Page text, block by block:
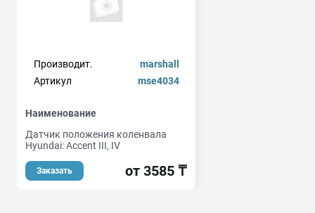
Производит.
marshall
Артикул
mse4034
Наименование
Датчик положения коленвала
Hyundai: Accent III, IV
Заказать от 3585 ₸